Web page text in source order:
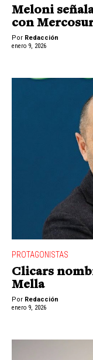
Meloni
con
Por Redacción
enero 9, 2026
PROTAGONISTAS
Clicars
Mella
Por Redacción
enero 9, 2026